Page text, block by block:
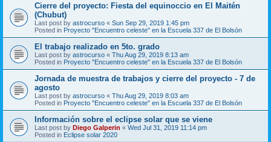
Cierre del proyecto: Fiesta del equinoccio en El Maitén
(Chubut)
Last post by astrocurso « Sun Sep 29, 2019 1:45 pm
Posted in Proyecto "Encuentro celeste" en la Escuela 337 de El Bolsón
El trabajo realizado en 5to. grado
Last post by astrocurso « Thu Aug 29, 2019 8:13 am
Posted in Proyecto "Encuentro celeste" en la Escuela 337 de El Bolsón
Jornada de muestra de trabajos y cierre del proyecto - 7 de
agosto
Last post by astrocurso « Thu Aug 29, 2019 8:03 am
Posted in Proyecto "Encuentro celeste" en la Escuela 337 de El Bolsón
Información sobre el eclipse solar que se viene
Last post by Diego Galperin « Wed Jul 31, 2019 11:14 pm
Posted in Eclipse solar 2020